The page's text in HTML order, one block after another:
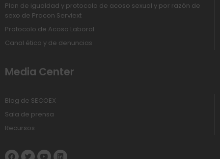
Plan de igualdad y protocolo de acoso sexual y por razón de
sexo de Pracon Serviext
Protocolo de Acoso Laboral
Canal ético y de denuncias
Media Center
Blog de SECOEX
Sala de prensa
Recursos